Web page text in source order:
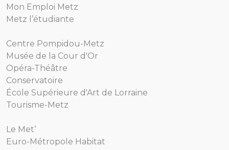
Mon Emploi Metz
Metz l’étudiante
Centre Pompidou-Metz
Musée de la Cour d'Or
Opéra-Théâtre
Conservatoire
École Supérieure d'Art de Lorraine
Tourisme-Metz
Le Met’
Euro-Métropole Habitat